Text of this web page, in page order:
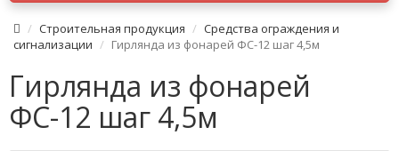
Строительная продукция
Средства ограждения и
сигнализации
Гирлянда из фонарей ФС-12 шаг 4,5м
Гирлянда из фонарей
ФС-12 шаг 4,5м